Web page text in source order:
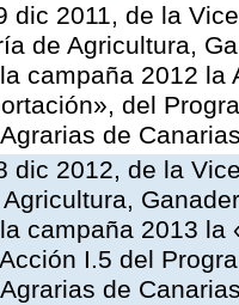
dic 2011, de la
de Agricultura,
campaña 2012
del
de
dic 2012, de la
campaña 2013
I.5 del
de